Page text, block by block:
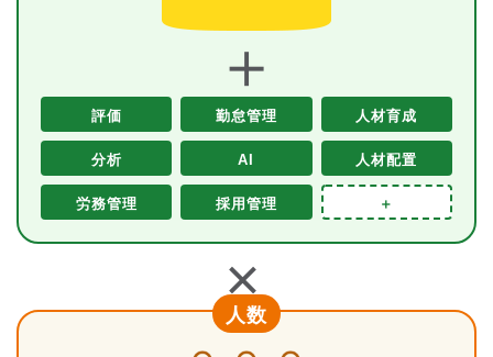
＋
評価 勤怠管理 人材育成
分析 AI 人材配置
労務管理 採用管理 ＋
＋
人数